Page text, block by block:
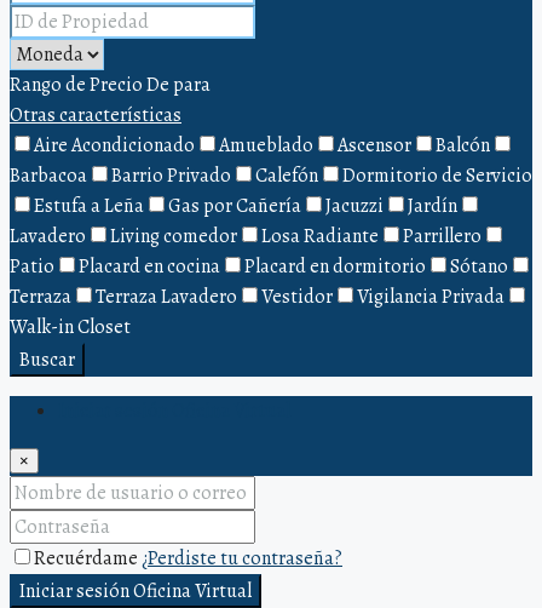
Rango de PrecioDepara
Otras características
Aire Acondicionado
Amueblado Ascensor
Balcón
Barbacoa
Barrio Privado Calefón
Dormitorio de Servicio
Estufa a Leña
Gas por Cañería Jacuzzi
Jardín
Lavadero
Living comedor Losa Radiante
Parrillero
Patio
Placard en cocina Placard en dormitorio
Sótano
Terraza
Terraza Lavadero Vestidor
Vigilancia Privada
Walk-in Closet
Buscar
×
Recuérdame¿Perdiste tu contraseña?
Iniciar sesión Oficina Virtual